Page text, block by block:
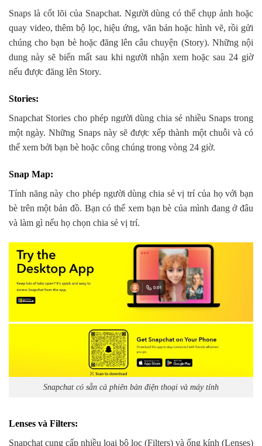
Snaps là cốt lõi của Snapchat. Người dùng có thể chụp ảnh hoặc
quay video, thêm bộ lọc, hiệu ứng, văn bản hoặc hình vẽ, rồi gửi
chúng cho bạn bè hoặc đăng lên câu chuyện (Story). Những nội
dung này sẽ biến mất sau khi người nhận xem hoặc sau 24 giờ
nếu được đăng lên Story.
Stories:
Snapchat Stories cho phép người dùng chia sẻ nhiều Snaps trong
một ngày. Những Snaps này sẽ được xếp thành một chuỗi và có
thể xem bởi bạn bè hoặc công chúng trong vòng 24 giờ.
Snap Map:
Tính năng này cho phép người dùng chia sẻ vị trí của họ với bạn
bè trên một bản đồ. Bạn có thể xem bạn bè của mình đang ở đâu
và làm gì nếu họ chọn chia sẻ vị trí.
Snapchat có sẵn cả phiên bản điện thoại và máy tính
Lenses và Filters:
Snapchat cung cấp nhiều loại bộ lọc (Filters) và ống kính (Lenses)